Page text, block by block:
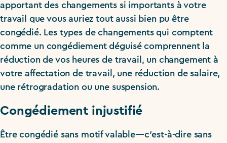
apportant des changements si importants à votre
travail que vous auriez tout aussi bien pu être
congédié. Les types de changements qui comptent
comme un congédiement déguisé comprennent la
réduction de vos heures de travail, un changement à
votre affectation de travail, une réduction de salaire,
une rétrogradation ou une suspension.
Congédiement injustifié
Être congédié sans motif valable—c’est-à-dire sans